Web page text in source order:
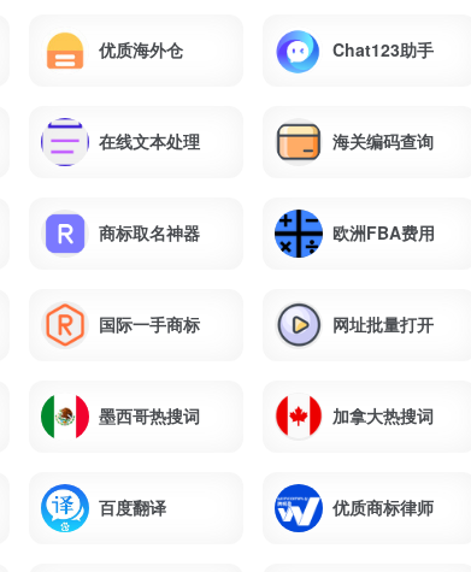
优质海外仓 Chat123助手
在线文本处理 海关编码查询
商标取名神器 欧洲FBA费用
国际一手商标 网址批量打开
墨西哥热搜词 加拿大热搜词
百度翻译 优质商标律师